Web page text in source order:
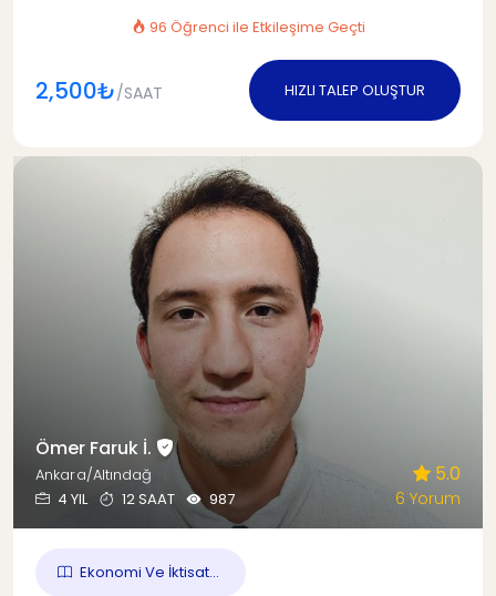
96 Öğrenci ile Etkileşime Geçti
2,500₺/SAAT HIZLI TALEP OLUŞTUR
Ömer Faruk İ.
Ankara/Altındağ
4 YIL
12 SAAT 987
5.0
6 Yorum
Ekonomi Ve İktisat...